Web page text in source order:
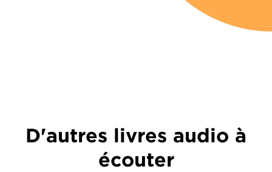
D'autres livres audio à
écouter